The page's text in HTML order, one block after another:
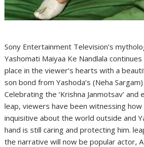
Sony Entertainment Television’s
Yashomati Maiyaa Ke Nandlala
place in the viewer’s hearts with a
son bond from Yashoda’s (Neha
Celebrating the ‘Krishna Janmotsav’
leap, viewers have been witnessing how
inquisitive about the world outside and
hand is still caring and protecting him.
the narrative will now be popular actor,